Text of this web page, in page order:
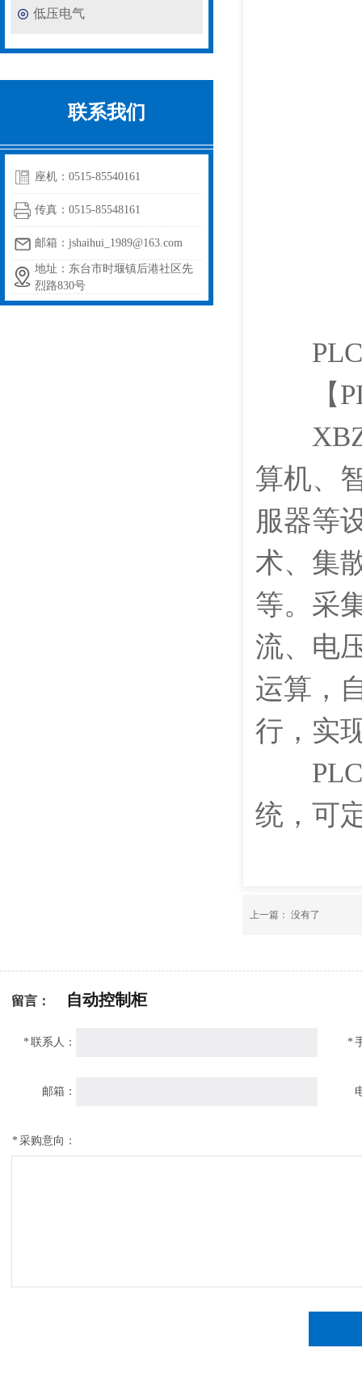
低压电气
联系我们
座机：0515-85540161
传真：0515-85548161
邮箱：jshaihui_1989@163.com
地址：东台市时堰镇后港社区先
烈路830号
PLC
【
XBZD
算机、
服器等
术、集
等。采
流、电
运算，
行，实
PLC
统，可
上一篇： 没有了
留言： 自动控制柜
*联系人： *
邮箱：
*采购意向：